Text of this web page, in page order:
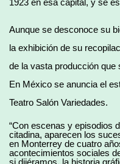
Aunque se desconoce su
la exhibición de su
de la vasta producción que
En México se anuncia el
Teatro Salón Variedades.
“Con escenas y episodios
citadina, aparecen los
en Monterrey de cuatro
acontecimientos sociales
si dijéramos, la historia